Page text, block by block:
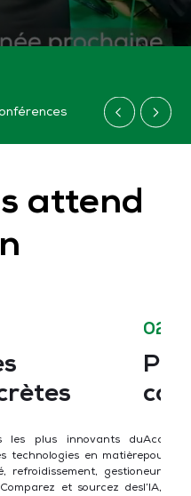
attend
les plus innovants du
technologies en matière
refroidissement, gestion
et sourcez des
02.
pour
l’IA,